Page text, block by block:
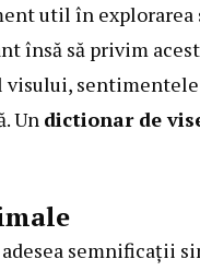
util în explorarea
însă să privim
visului,
Un dictionar de
semnificații